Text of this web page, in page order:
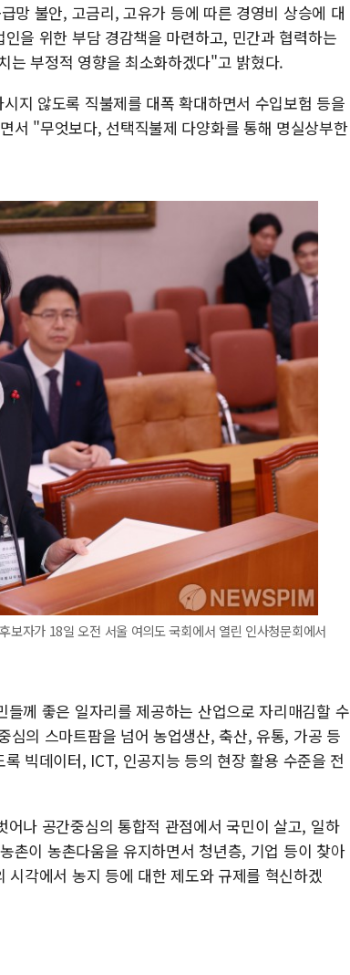
망 불안, 고금리, 고유가 등에 따른 경영비 상승에 대
을 위한 부담 경감책을 마련하고, 민간과 협력하는
는 부정적 영향을 최소화하겠다"고 밝혔다.
지 않도록 직불제를 대폭 확대하면서 수입보험 등을
서 "무엇보다, 선택직불제 다양화를 통해 명실상부한
자가 18일 오전 서울 여의도 국회에서 열린 인사청문회에서
께 좋은 일자리를 제공하는 산업으로 자리매김할 수
의 스마트팜을 넘어 농업생산, 축산, 유통, 가공 등
빅데이터, ICT, 인공지능 등의 현장 활용 수준을 전
나 공간중심의 통합적 관점에서 국민이 살고, 일하
촌이 농촌다움을 유지하면서 청년층, 기업 등이 찾아
각에서 농지 등에 대한 제도와 규제를 혁신하겠